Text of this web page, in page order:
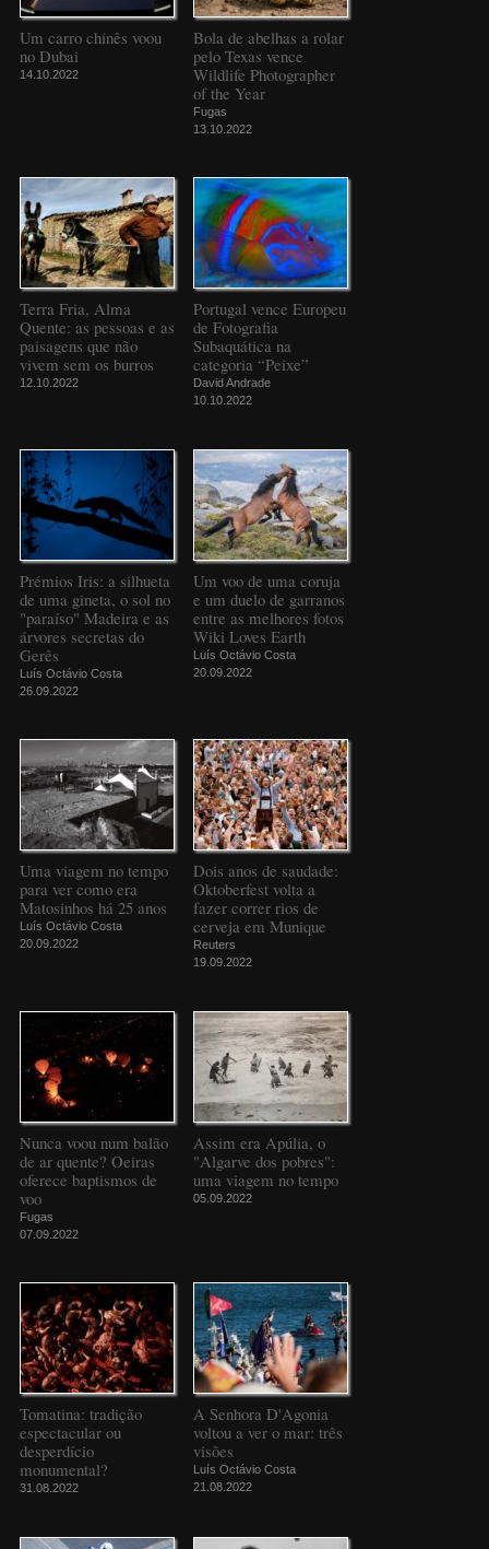
Um carro chinês voou
no Dubai
14.10.2022
Bola de abelhas a rolar
pelo Texas vence
Wildlife Photographer
of the Year
Fugas
13.10.2022
Terra Fria, Alma
Quente: as pessoas e as
paisagens que não
vivem sem os burros
12.10.2022
Portugal vence Europeu
de Fotografia
Subaquática na
categoria “Peixe”
David Andrade
10.10.2022
Prémios Iris: a silhueta
de uma gineta, o sol no
"paraíso" Madeira e as
árvores secretas do
Gerês
Luís Octávio Costa
26.09.2022
Um voo de uma coruja
e um duelo de garranos
entre as melhores fotos
Wiki Loves Earth
Luís Octávio Costa
20.09.2022
Uma viagem no tempo
para ver como era
Matosinhos há 25 anos
Luís Octávio Costa
20.09.2022
Dois anos de saudade:
Oktoberfest volta a
fazer correr rios de
cerveja em Munique
Reuters
19.09.2022
Nunca voou num balão
de ar quente? Oeiras
oferece baptismos de
voo
Fugas
07.09.2022
Assim era Apúlia, o
"Algarve dos pobres":
uma viagem no tempo
05.09.2022
Tomatina: tradição
espectacular ou
desperdício
monumental?
31.08.2022
A Senhora D'Agonia
voltou a ver o mar: três
visões
Luís Octávio Costa
21.08.2022